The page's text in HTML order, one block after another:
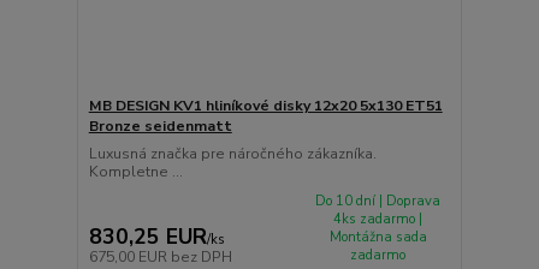
MB DESIGN KV1 hliníkové disky 12x20 5x130 ET51
Bronze seidenmatt
Luxusná značka pre náročného zákazníka.
Kompletne ...
830,25 EUR/ks
675,00 EUR bez DPH
Do 10 dní | Doprava
4ks zadarmo |
Montážna sada
zadarmo